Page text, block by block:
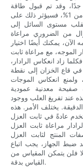
جدًا، وقد تم قبول طاقة
الهوائي، فإذا كانت طاقة انتقال الموجة أقل من 1%، فسيؤثر ذلك على
مستوى السائل إلى
من الضروري مراعاة
يمكنك أيضًا اختيار
الموجه، مع مراعاة ثابت
زاد انعكاس الرادار،
قاع الخزان إلى نقطة
ولمنع انعكاس الموجات
معدنية عمودية
عند تفريغ العلب ووجود
يختلف الأمر. هذه
عادةً في ثابت العزل
الرادار مراعاة ثابت العزل
المنتج لثابت العزل
ضبط الجهاز، يجب اتباع
فلن يتمكن المقياس من
القياس بدقة.